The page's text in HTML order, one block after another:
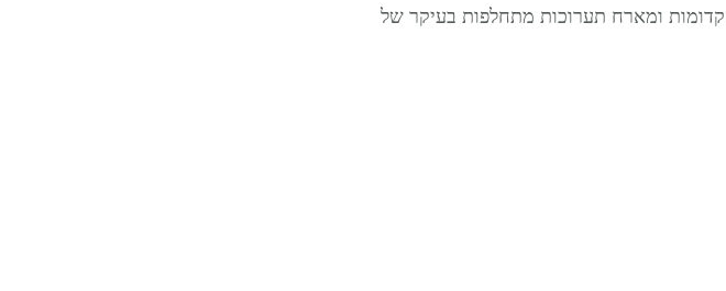
ומארח תערוכות מתחלפות בעיקר של